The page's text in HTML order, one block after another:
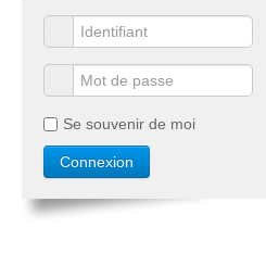
Se souvenir de moi